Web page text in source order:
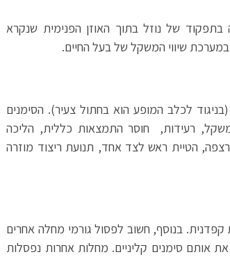
בתפקוד של נוזל בתוך האוזן הפנימית שנקרא
שיווי המשקל של בעל החיים.
(מעל גיל 7), ונדיר בחתולים (בניגוד לכלב המופע הוא בחתול צעיר). הסימנים
משקל, רעידות, חוסר התמצאות כללית, הליכה
הטיית ראש לצד אחד, תנועת ריצוד מוזרה
בנוסף, חשוב לפסול גורמי מחלה אחרים
אותם סימנים קליניים. מחלות אחרות נפסלות